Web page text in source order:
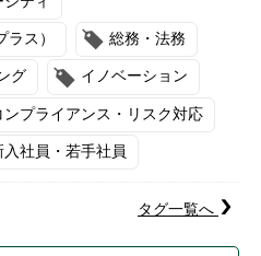
ス） 総務・法務
グ イノベーション
ンプライアンス・リスク対応
入社員・若手社員
タグ一覧へ